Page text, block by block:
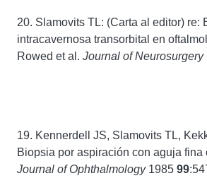
20. Slamovits TL: (Carta al editor) re:
intracavernosa transorbital en
Rowed et al. Journal of Neurosurgery
19. Kennerdell JS, Slamovits TL,
Biopsia por aspiración con aguja fina
Journal of Ophthalmology1985 99